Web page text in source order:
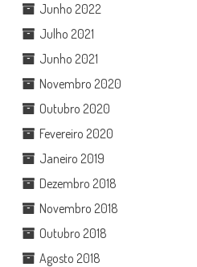
Junho 2022
Julho 2021
Junho 2021
Novembro 2020
Outubro 2020
Fevereiro 2020
Janeiro 2019
Dezembro 2018
Novembro 2018
Outubro 2018
Agosto 2018